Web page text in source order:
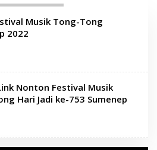
Musik Tong-Tong
2022
Nonton Festival Musik
Hari Jadi ke-753 Sumenep